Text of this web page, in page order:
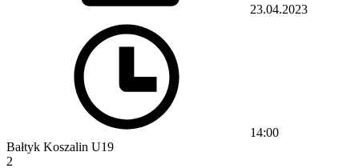
23.04.2023
14:00
Bałtyk Koszalin U19
2